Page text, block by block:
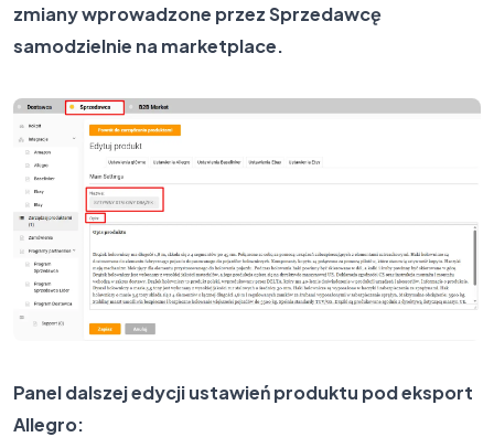
zmiany wprowadzone przez Sprzedawcę
samodzielnie na marketplace.
Panel dalszej edycji ustawień produktu pod eksport
Allegro: